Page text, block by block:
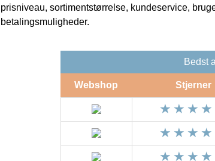
prisniveau, sortimentstørrelse, kundeservice,
betalingsmuligheder.
Bedst
Webshop Stjerner